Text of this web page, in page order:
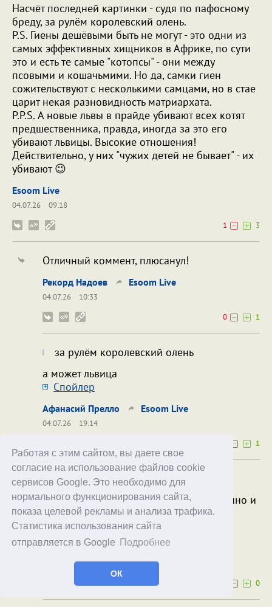
Работая с этим сайтом, вы даете свое
согласие на использование файлов cookie
сервисов Google. Это необходимо для
нормального функционирования сайта,
показа целевой рекламы и анализа трафика.
Статистика использования сайта
отправляется в Google
Подробнее
ОК
Насчёт последней картинки - судя по пафосному
бреду, за рулём королевский олень.
P.S. Гиены дешёвыми быть не могут - это одни из
самых эффективных хищников в Африке, по сути
это и есть те самые "котопсы" - они между
псовыми и кошачьмими. Но да, самки гиен
сожительствуют с несколькими самцами, но в стае
царит некая разновидность матриархата.
P.P.S. А новые львы в прайде убивают всех котят
предшественника, правда, иногда за это его
убивают львицы. Высокие отношения!
Действительно, у них "чужих детей не бывает" - их
убивают 😉
Esoom Live
04.07.26
09:18
1
3
Отличный коммент, плюсанул!
Рекорд Надоев Esoom Live
04.07.26
10:33
0
1
за рулём королевский олень
а может львица
Cпойлер
Афанасий Прелло Esoom Live
04.07.26
19:14
1
а может львица
Львица-многостаночница? Одновременно и
плечевая и водитель-дальнобойщик?
Cпойлер
Esoom Live Афанасий Прелло
20:05
0